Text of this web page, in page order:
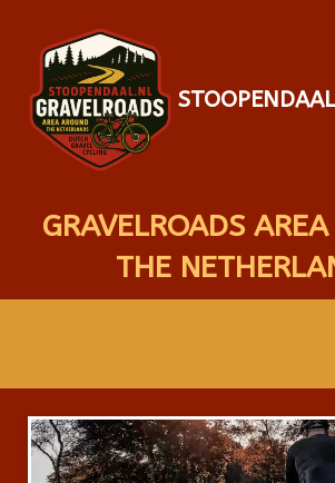
GRAVELROADS
THE